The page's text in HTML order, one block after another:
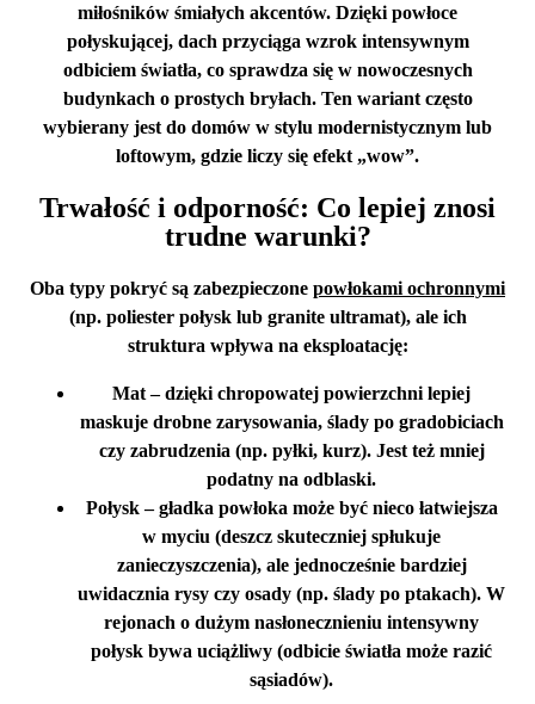
miłośników śmiałych akcentów. Dzięki powłoce
połyskującej, dach przyciąga wzrok intensywnym
odbiciem światła, co sprawdza się w nowoczesnych
budynkach o prostych bryłach. Ten wariant często
wybierany jest do domów w stylu modernistycznym lub
loftowym, gdzie liczy się efekt „wow”.
Trwałość i odporność: Co lepiej znosi
trudne warunki?
Oba typy pokryć są zabezpieczone powłokami ochronnymi
(np. poliester połysk lub granite ultramat), ale ich
struktura wpływa na eksploatację:
Mat– dzięki chropowatej powierzchni lepiej
maskuje drobne zarysowania, ślady po gradobiciach
czy zabrudzenia (np. pyłki, kurz). Jest też mniej
podatny na odblaski.
Połysk– gładka powłoka może być nieco łatwiejsza
w myciu (deszcz skuteczniej spłukuje
zanieczyszczenia), ale jednocześnie bardziej
uwidacznia rysy czy osady (np. ślady po ptakach). W
rejonach o dużym nasłonecznieniu intensywny
połysk bywa uciążliwy (odbicie światła może razić
sąsiadów).